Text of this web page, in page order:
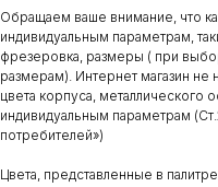
Обращаем ваше внимание, что
индивидуальным параметрам,
фрезеровка, размеры ( при
размерам). Интернет магазин не
цвета корпуса, металлического
индивидуальным параметрам
потребителей»)
Цвета, представленные в